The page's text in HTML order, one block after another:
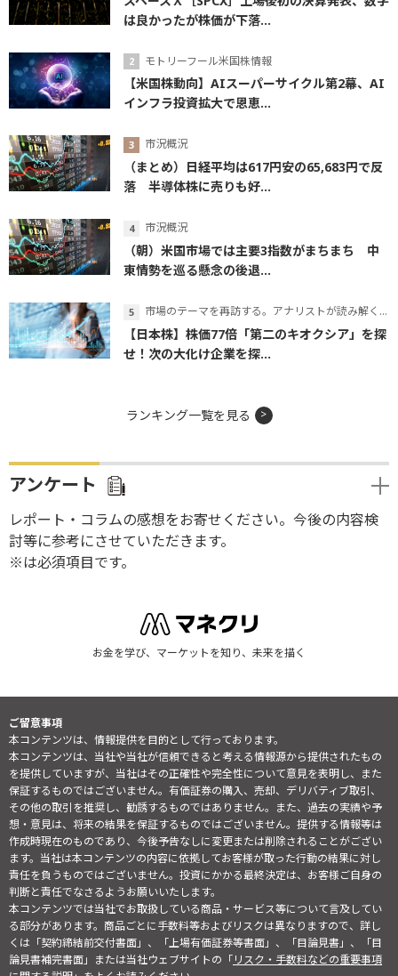
は良かったが株価が下落...
モトリーフール米国株情報
【米国株動向】AIスーパーサイクル第2幕、AI
インフラ投資拡大で恩恵...
市況概況
（まとめ）日経平均は617円安の65,683円で反
落 半導体株に売りも好...
市況概況
（朝）米国市場では主要3指数がまちまち 中
東情勢を巡る懸念の後退...
市場のテーマを再訪する。アナリストが読み解くテーマの本質
【日本株】株価77倍「第二のキオクシア」を探
せ！次の大化け企業を探...
ランキング一覧を見る
アンケート
レポート・コラムの感想をお寄せください。今後の内容検
討等に参考にさせていただきます。
※は必須項目です。
お金を学び、マーケットを知り、未来を描く
ご留意事項
本コンテンツは、情報提供を目的として行っております。
本コンテンツは、当社や当社が信頼できると考える情報源から提供されたもの
を提供していますが、当社はその正確性や完全性について意見を表明し、また
保証するものではございません。有価証券の購入、売却、デリバティブ取引、
その他の取引を推奨し、勧誘するものではありません。また、過去の実績や予
想・意見は、将来の結果を保証するものではございません。提供する情報等は
作成時現在のものであり、今後予告なしに変更または削除されることがござい
ます。当社は本コンテンツの内容に依拠してお客様が取った行動の結果に対し
責任を負うものではございません。投資にかかる最終決定は、お客様ご自身の
判断と責任でなさるようお願いいたします。
本コンテンツでは当社でお取扱している商品・サービス等について言及してい
る部分があります。商品ごとに手数料等およびリスクは異なりますので、詳し
くは「契約締結前交付書面」、「上場有価証券等書面」、「目論見書」、「目
論見書補完書面」または当社ウェブサイトの「リスク・手数料などの重要事項